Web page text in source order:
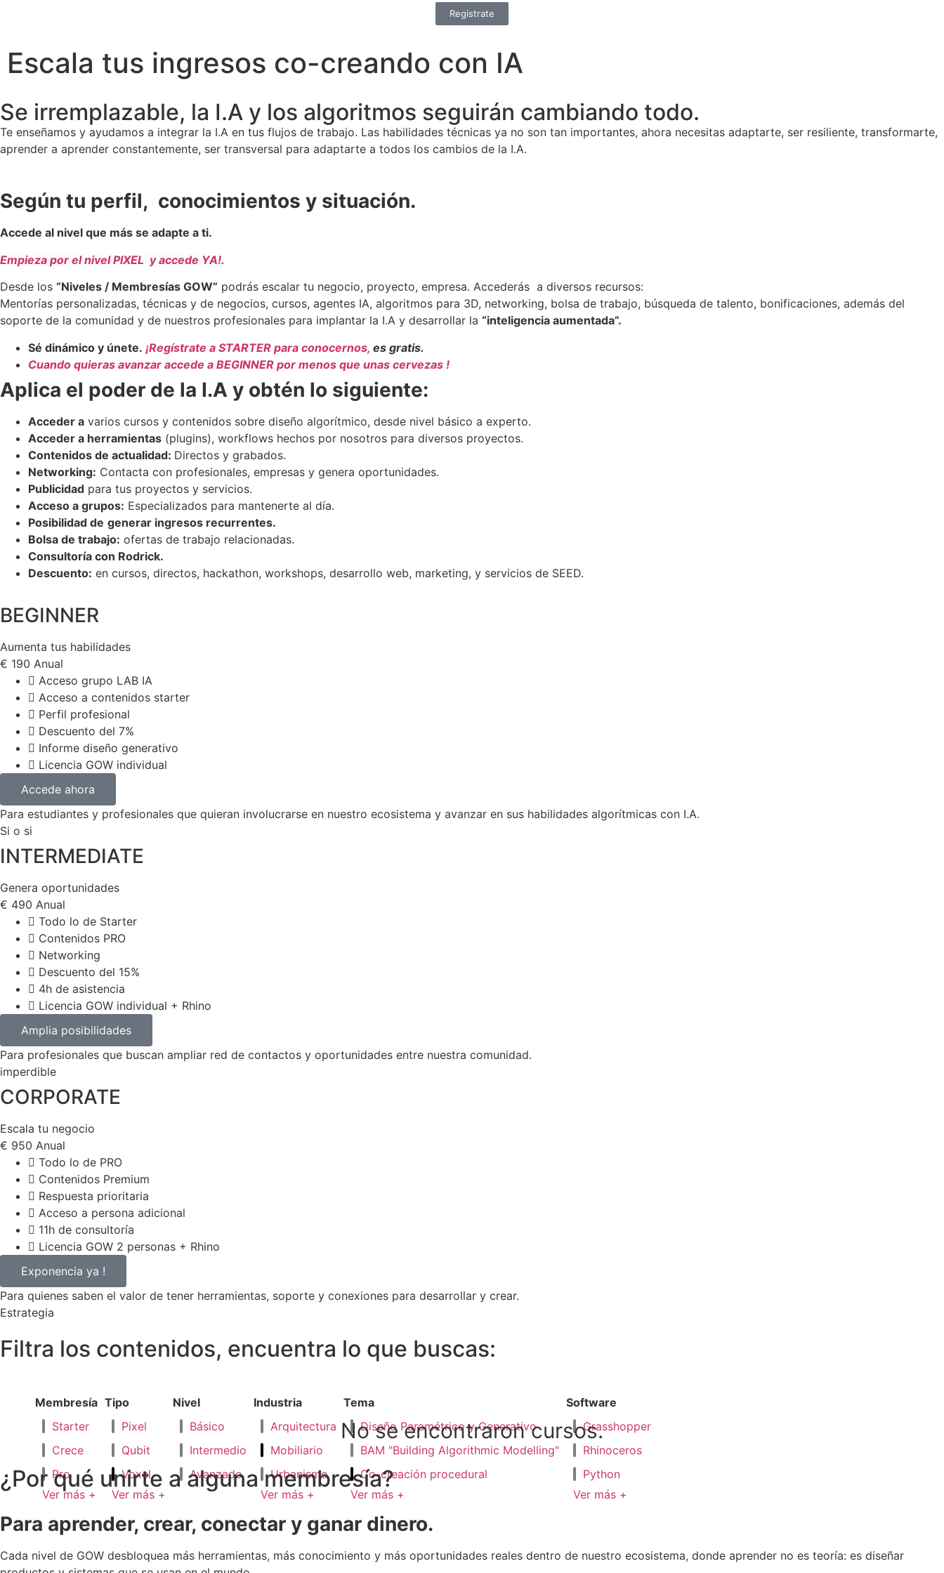
Registrate
Escala tus ingresos co-creando con IA
Se irremplazable, la I.A y los algoritmos seguirán cambiando todo.
Te enseñamos y ayudamos a integrar la I.A en tus flujos de trabajo. Las habilidades técnicas ya no son tan importantes, ahora necesitas adaptarte, ser resiliente, transformarte,
aprender a aprender constantemente, ser transversal para adaptarte a todos los cambios de la I.A.
Según tu perfil, conocimientos y situación.
Accede al nivel que más se adapte a ti.
Empieza por el nivel PIXEL y accede YA!.
Desde los “Niveles / Membresías GOW” podrás escalar tu negocio, proyecto, empresa. Accederás a diversos recursos:
Mentorías personalizadas, técnicas y de negocios, cursos, agentes IA, algoritmos para 3D, networking, bolsa de trabajo, búsqueda de talento, bonificaciones, además del
soporte de la comunidad y de nuestros profesionales para implantar la I.A y desarrollar la “inteligencia aumentada”.
Sé dinámico y únete. ¡Regístrate a STARTER para conocernos, es gratis.
Cuando quieras avanzar accede a BEGINNER por menos que unas cervezas !
Aplica el poder de la I.A y obtén lo siguiente:
Acceder a varios cursos y contenidos sobre diseño algorítmico, desde nivel básico a experto.
Acceder a herramientas (plugins), workflows hechos por nosotros para diversos proyectos.
Contenidos de actualidad: Directos y grabados.
Networking: Contacta con profesionales, empresas y genera oportunidades.
Publicidad para tus proyectos y servicios.
Acceso a grupos: Especializados para mantenerte al día.
Posibilidad de generar ingresos recurrentes.
Bolsa de trabajo: ofertas de trabajo relacionadas.
Consultoría con Rodrick.
Descuento: en cursos, directos, hackathon, workshops, desarrollo web, marketing, y servicios de SEED.
BEGINNER
Aumenta tus habilidades
€ 190 Anual
Acceso grupo LAB IA
Acceso a contenidos starter
Perfil profesional
Descuento del 7%
Informe diseño generativo
Licencia GOW individual
Accede ahora
Para estudiantes y profesionales que quieran involucrarse en nuestro ecosistema y avanzar en sus habilidades algorítmicas con I.A.
Si o si
INTERMEDIATE
Genera oportunidades
€ 490 Anual
Todo lo de Starter
Contenidos PRO
Networking
Descuento del 15%
4h de asistencia
Licencia GOW individual + Rhino
Amplia posibilidades
Para profesionales que buscan ampliar red de contactos y oportunidades entre nuestra comunidad.
imperdible
CORPORATE
Escala tu negocio
€ 950 Anual
Todo lo de PRO
Contenidos Premium
Respuesta prioritaria
Acceso a persona adicional
11h de consultoría
Licencia GOW 2 personas + Rhino
Exponencia ya !
Para quienes saben el valor de tener herramientas, soporte y conexiones para desarrollar y crear.
Estrategia
Filtra los contenidos, encuentra lo que buscas:
Membresía
Starter
Crece
Pro
Ver más +
Tipo
Pixel
Qubit
Voxel
Ver más +
Nivel
Básico
Intermedio
Avanzado
Industria
Arquitectura
Mobiliario
Urbanismo
Ver más +
Tema
Diseño Paramétrico y Generativo
BAM "Building Algorithmic Modelling"
Co-creación procedural
Ver más +
Software
Grasshopper
Rhinoceros
Python
Ver más +
No se encontraron cursos.
¿Por qué unirte a alguna membresía?
Para aprender, crear, conectar y ganar dinero.
Cada nivel de GOW desbloquea más herramientas, más conocimiento y más oportunidades reales dentro de nuestro ecosistema, donde aprender no es teoría: es diseñar